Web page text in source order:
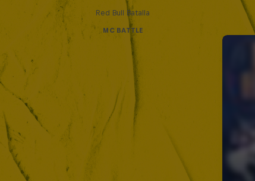
Red Bull Batalla
MC BATTLE